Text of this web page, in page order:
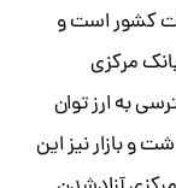
کشور است و
مرکزی
به ارز توان
و بازار نیز این